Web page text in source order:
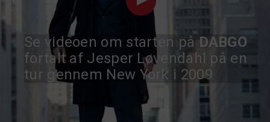
Se videoen om starten påDABGO
fortalt af Jesper Løvendahl på en
tur gennem New York i 2009